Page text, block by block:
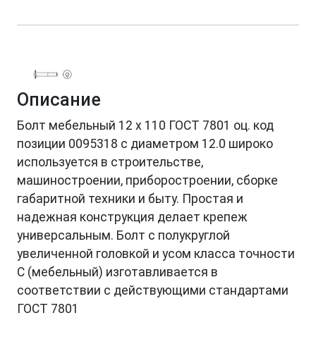
Описание
Болт мебельный 12 х 110 ГОСТ 7801 оц. код
позиции 0095318 с диаметром 12.0 широко
используется в строительстве,
машиностроении, приборостроении, сборке
габаритной техники и быту. Простая и
надежная конструкция делает крепеж
универсальным. Болт с полукруглой
увеличенной головкой и усом класса точности
C (мебельный) изготавливается в
соответствии с действующими стандартами
ГОСТ 7801